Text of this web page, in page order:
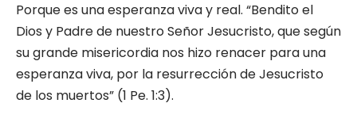
Porque es una esperanza viva y real. “Bendito el
Dios y Padre de nuestro Señor Jesucristo, que según
su grande misericordia nos hizo renacer para una
esperanza viva, por la resurrección de Jesucristo
de los muertos” (1 Pe. 1:3).